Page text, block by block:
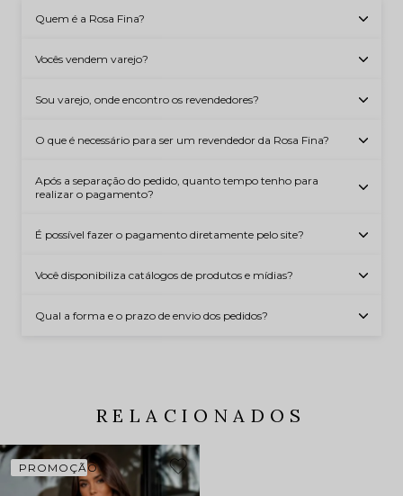
Quem é a Rosa Fina?
Vocês vendem varejo?
Sou varejo, onde encontro os revendedores?
O que é necessário para ser um revendedor da Rosa Fina?
Após a separação do pedido, quanto tempo tenho para
realizar o pagamento?
É possível fazer o pagamento diretamente pelo site?
Você disponibiliza catálogos de produtos e mídias?
Qual a forma e o prazo de envio dos pedidos?
RELACIONADOS
PROMOÇÃO